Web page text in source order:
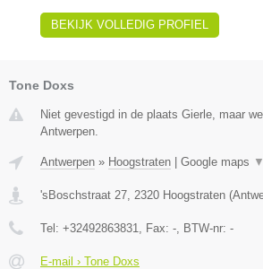
BEKIJK VOLLEDIG PROFIEL
Tone Doxs
Niet gevestigd in de plaats Gierle, maar
Antwerpen.
Antwerpen » Hoogstraten Google maps ▼
'sBoschstraat 27 2320 Hoogstraten (
Tel: +32492863831 , Fax: - , BTW-nr: -
E-mail › Tone Doxs